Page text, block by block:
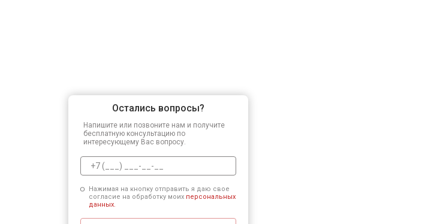
Остались вопросы?
Напишите или позвоните нам и получите
бесплатную консультацию по
интересующему Вас вопросу.
Нажимая на кнопку отправить я даю свое
согласие на обработку моих персональных
данных.